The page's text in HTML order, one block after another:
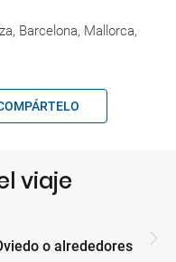
Barcelona, Mallorca,
viaje
o alrededores